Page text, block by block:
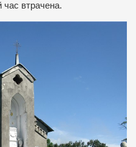
час втрачена.